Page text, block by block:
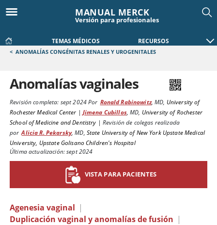
MANUAL MERCK
Versión para profesionales
TEMAS MÉDICOS RECURSOS
< ANOMALÍAS CONGÉNITAS RENALES Y UROGENITALES
Anomalías vaginales
Revisión completa: sept 2024Por Ronald Rabinowitz,MD, University of
Rochester Medical Center | Jimena Cubillos,MD, University of Rochester
School of Medicine and Dentistry | Revisión de colegas realizada
por Alicia R. Pekarsky,MD, State University of New York Upstate Medical
University, Upstate Golisano Children's Hospital
Última actualización: sept 2024
VISTA PARA PACIENTES
Agenesia vaginal |
Duplicación vaginal y anomalías de fusión |